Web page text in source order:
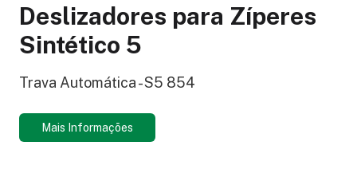
Deslizadores para Zíperes
Sintético 5
Trava Automática - S5 854
Mais Informações